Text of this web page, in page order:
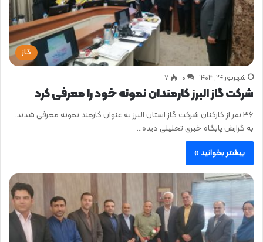
گاز
شهریور ۲۴, ۱۴۰۳ 0 ۷
شرکت گاز البرز کارمندان نمونه خود را معرفی کرد
36 نفر از کارکنان شرکت گاز استان البرز به عنوان کارمند نمونه معرفی شدند.
به گزارش پایگاه خبری تحلیلی دیده…
بیشتر بخوانید »